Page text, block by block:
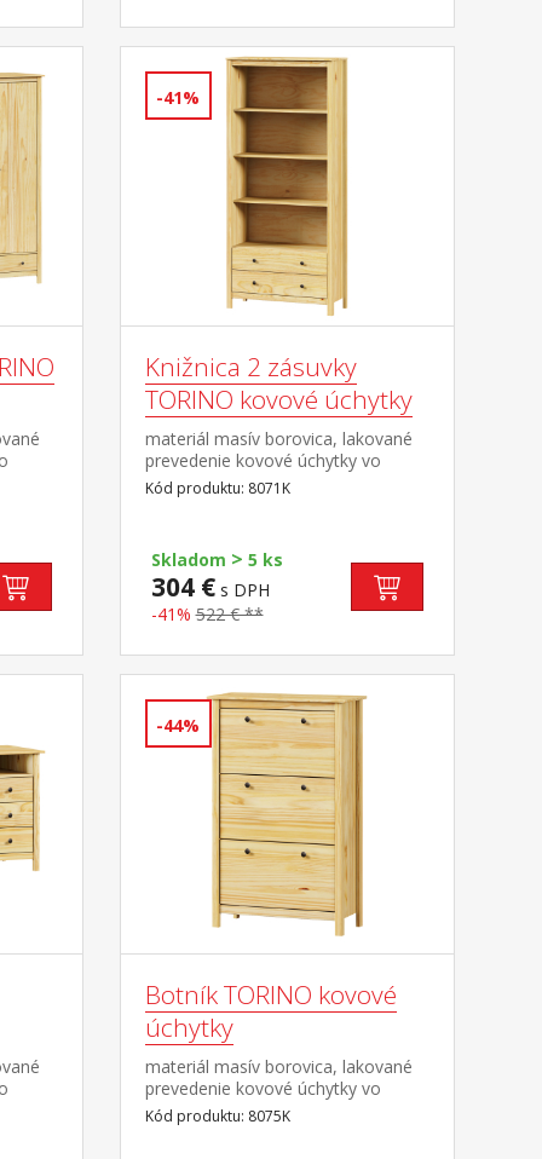
-41%
Knižnica 2 zásuvky
TORINO kovové úchytky
materiál masív borovica, lakované
prevedenie kovové úchytky vo
farebnom prevedení černená
mosadz tri police, dve zásuvky s
Kód produktu: 8071K
Skladom > 5 ks
304 €s DPH
-41% 522 € **
-44%
Botník TORINO kovové
úchytky
materiál masív borovica, lakované
prevedenie kovové úchytky vo
farebnom prevedení černená
mosadz 3 dvojradové výklopy
Kód produktu: 8075K